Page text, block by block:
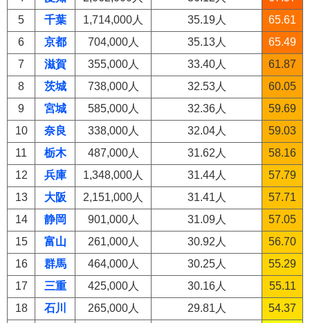
5
千葉 1,714,000人 35.19人
65.61
6
京都 704,000人 35.13人
65.49
7
滋賀 355,000人 33.40人
61.87
8
茨城 738,000人 32.53人
60.05
9
宮城 585,000人 32.36人
59.69
10
奈良 338,000人 32.04人
59.03
11
栃木 487,000人 31.62人
58.16
12
兵庫 1,348,000人 31.44人
57.79
13
大阪 2,151,000人 31.41人
57.71
14
静岡 901,000人 31.09人
57.05
15
富山 261,000人 30.92人
56.70
16
群馬 464,000人 30.25人
55.29
17
三重 425,000人 30.16人
55.11
18
石川 265,000人 29.81人
54.37